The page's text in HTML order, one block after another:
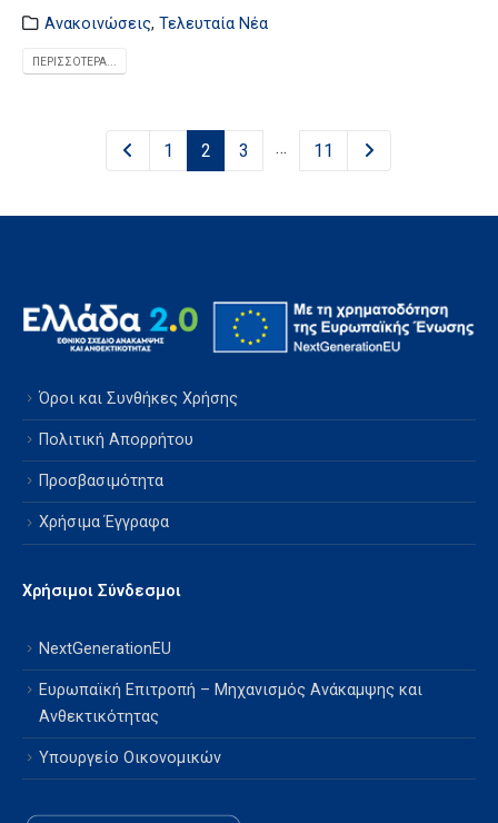
Ανακοινώσεις,Τελευταία Νέα
ΠΕΡΙΣΣΌΤΕΡΑ...
1 2 3 … 11
Όροι και Συνθήκες Χρήσης
Πολιτική Απορρήτου
Προσβασιμότητα
Χρήσιμα Έγγραφα
Χρήσιμοι Σύνδεσμοι
NextGenerationEU
Ευρωπαϊκή Επιτροπή – Μηχανισμός Ανάκαμψης και
Ανθεκτικότητας
Υπουργείο Οικονομικών